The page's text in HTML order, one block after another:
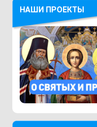
НАШИ ПРОЕКТЫ